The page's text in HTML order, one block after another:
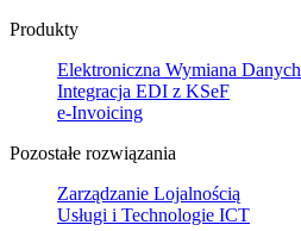
Produkty
Elektroniczna Wymiana Danych
Integracja EDI z KSeF
e-Invoicing
Pozostałe rozwiązania
Zarządzanie Lojalnością
Usługi i Technologie ICT